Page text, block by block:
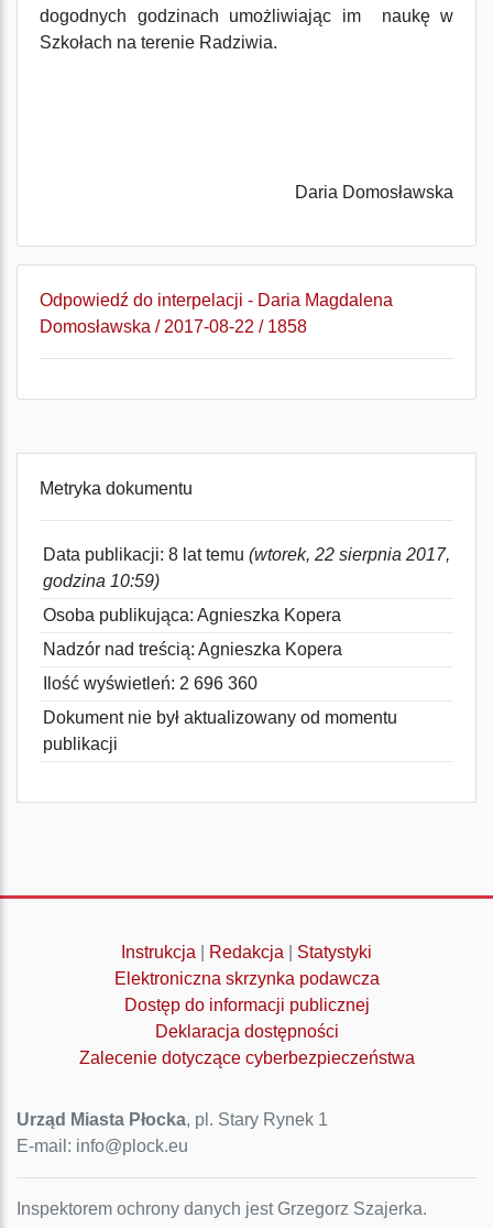
dogodnych godzinach umożliwiając im naukę w
Szkołach na terenie Radziwia.
Daria Domosławska
Odpowiedź do interpelacji - Daria Magdalena
Domosławska / 2017-08-22 / 1858
Metryka dokumentu
Data publikacji: 8 lat temu (wtorek, 22 sierpnia 2017,
godzina 10:59)
Osoba publikująca: Agnieszka Kopera
Nadzór nad treścią: Agnieszka Kopera
Ilość wyświetleń: 2 696 360
Dokument nie był aktualizowany od momentu
publikacji
Instrukcja Redakcja
Statystyki
Elektroniczna skrzynka podawcza
Dostęp do informacji publicznej
Deklaracja dostępności
Zalecenie dotyczące cyberbezpieczeństwa
Urząd Miasta Płocka, pl. Stary Rynek 1
E-mail: info@plock.eu
Inspektorem ochrony danych jest Grzegorz Szajerka.